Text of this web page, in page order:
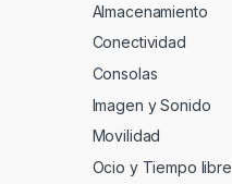
Almacenamiento
Conectividad
Consolas
Imagen y Sonido
Movilidad
Ocio y Tiempo libre